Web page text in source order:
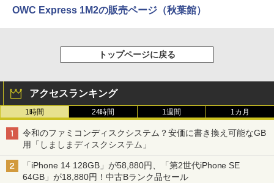
OWC Express 1M2の販売ページ（秋葉館）
トップページに戻る
アクセスランキング
1時間 24時間 1週間 1カ月
令和のファミコンディスクシステム？安価に書き換え可能なGB
用「しましまディスクシステム」
「iPhone 14 128GB」が58,880円、「第2世代iPhone SE
64GB」が18,880円！中古Bランク品セール